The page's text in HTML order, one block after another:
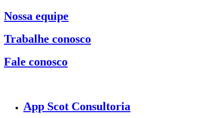
Nossa equipe
Trabalhe conosco
Fale conosco
App Scot Consultoria